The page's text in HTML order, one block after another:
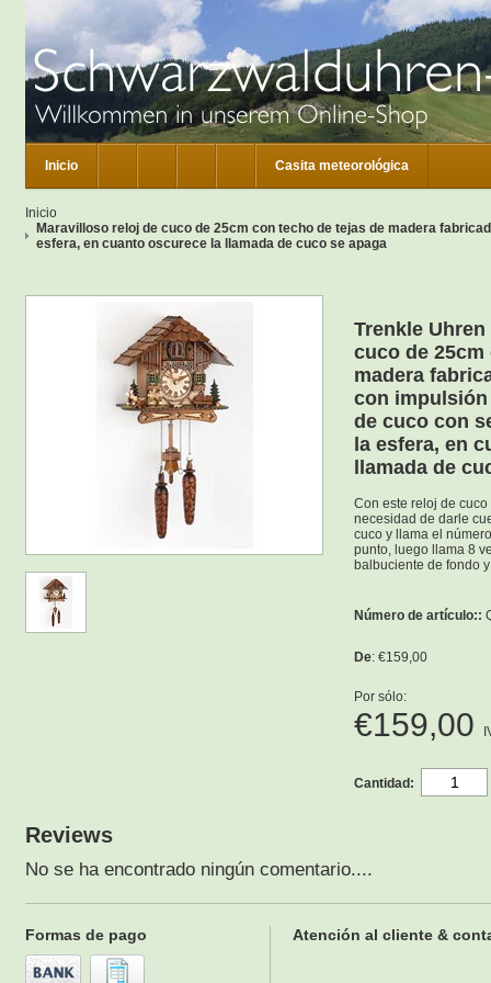
Inicio Casita meteorológica
Inicio
Maravilloso reloj de cuco de 25cm con techo de tejas de madera
esfera, en cuanto oscurece la llamada de cuco se apaga
Trenkle
cuco de
madera
con impulsión
de cuco con
la esfera, en
llamada de
Con este reloj de
necesidad de darle
cuco y llama el
punto, luego llama 8
balbuciente de fondo
Número de artículo::
De: €159,00
Por sólo:
€159,00
Cantidad:
Reviews
No se ha encontrado ningún comentario....
Formas de pago Atención al cliente &